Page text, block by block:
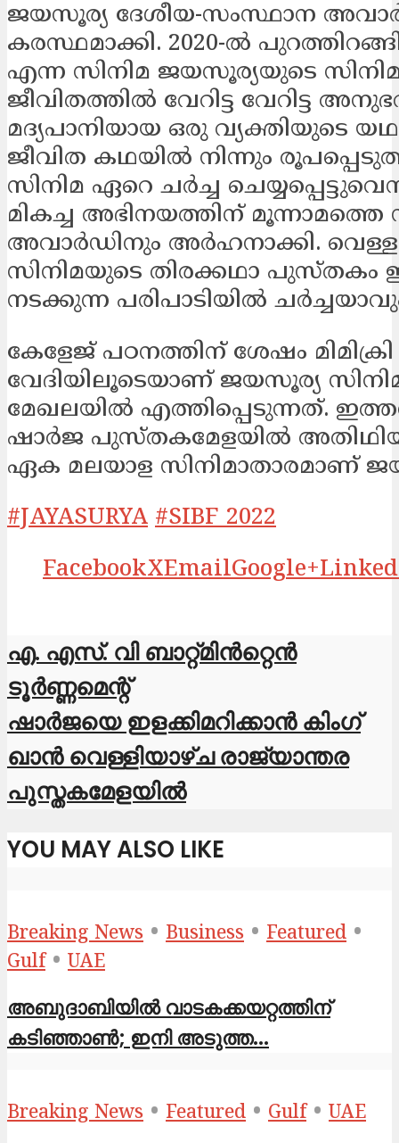
ജയസൂര്യ ദേശീയ-സംസ്ഥാന
കരസ്ഥമാക്കി. 2020-ല്‍
എന്ന സിനിമ ജയസൂര്യയുടെ
ജീവിതത്തില്‍ വേറിട്ട വേറിട്ട
മദ്യപാനിയായ ഒരു വ്യക്തിയുടെ
ജീവിത കഥയില്‍ നിന്നും
സിനിമ ഏറെ ചര്‍ച്ച
മികച്ച അഭിനയത്തിന്
അവാര്‍ഡിനും അര്‍ഹനാക്കി.
സിനിമയുടെ തിരക്കഥാ പുസ്തകം
നടക്കുന്ന പരിപാടിയില്‍
കേളേജ് പഠനത്തിന് ശേഷം മിമിക്രി
വേദിയിലൂടെയാണ് ജയസൂര്യ
മേഖലയില്‍ എത്തിപ്പെടുന്നത്.
ഷാര്‍ജ പുസ്തകമേളയില്‍
ഏക മലയാള സിനിമാതാരമാണ്
#JAYASURYA #SIBF 2022
FacebookXEmailGoogle+
എ. എസ്. വി ബാറ്റ്മിൻറ്റെൻ
ടൂർണ്ണമെന്റ്
ഷാര്‍ജയെ ഇളക്കിമറിക്കാന്‍ കിംഗ്
ഖാന്‍ വെള്ളിയാഴ്ച രാജ്യാന്തര
പുസ്തകമേളയില്‍
YOU MAY ALSO LIKE
Breaking News • Business • Featured •
Gulf • UAE
അബുദാബിയിൽ വാടകക്കയറ്റത്തിന്
കടിഞ്ഞാൺ; ഇനി അടുത്ത...
Breaking News • Featured • Gulf • UAE